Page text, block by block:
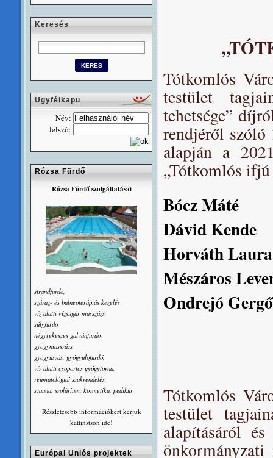
Tótkomlós
testület
tehetsége”
rendjéről szóló
alapján a
„Tótkomlós ifjú
Bócz Máté
Dávid Kende
Horváth Laura
Mészáros
Ondrejó Gergő
Tótkomlós
testület
alapításáról
Keresés
Ügyfélkapu
Név:
Jelszó:
Rózsa Fürdő
Rózsa Fürdő szolgáltatásai
strandfürdõ,
száraz- és balneoterápiás kezelés
víz alatti vízsugár masszázs,
súlyfürdõ,
négyrekeszes galvánfürdõ,
gyógymasszázs,
gyógyúszás, gyógyülõfürdő,
víz alatti csoportos gyógytorna,
reumatológiai szakrendelés,
szauna, szolárium, kozmetika, pedikûr
Részletesebb információkért kérjük
kattinstson ide!
Európai Uniós projektek